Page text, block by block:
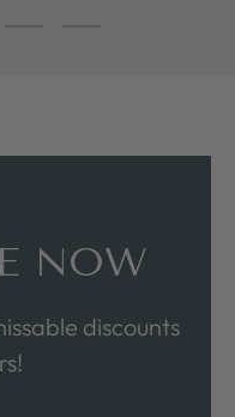
NOW
discounts